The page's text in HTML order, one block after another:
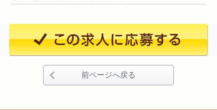
前ページへ戻る